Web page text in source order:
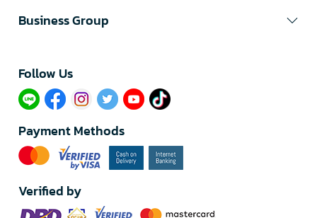
Business Group
Follow Us​
Payment Methods
Verified by